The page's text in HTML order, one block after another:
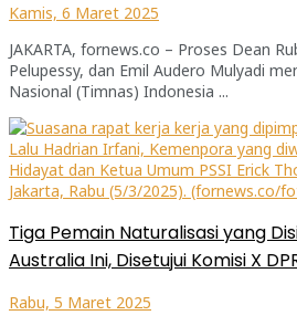
Kamis, 6 Maret 2025
JAKARTA, fornews.co – Proses Dean
Pelupessy, dan Emil Audero Mulyadi
Nasional (Timnas) Indonesia ...
Tiga Pemain Naturalisasi yang
Australia Ini, Disetujui Komisi X
Rabu, 5 Maret 2025